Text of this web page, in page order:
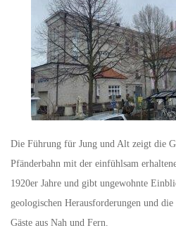
Die Führung für Jung und Alt zeigt die
Pfänderbahn mit der einfühlsam
1920er Jahre und gibt ungewohnte
geologischen Herausforderungen und
Gäste aus Nah und Fern.